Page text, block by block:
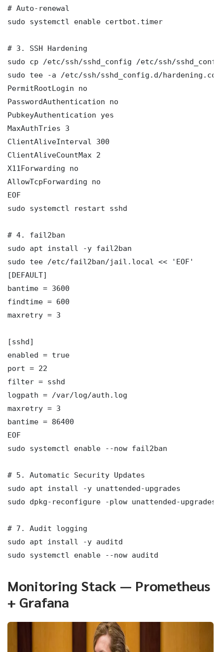
# Auto-renewal
sudo systemctl enable certbot.timer
# 3. SSH Hardening
sudo cp /etc/ssh/sshd_config /etc/ssh/
sudo tee -a /etc/ssh/sshd_config.d/
PermitRootLogin no
PasswordAuthentication no
PubkeyAuthentication yes
MaxAuthTries 3
ClientAliveInterval 300
ClientAliveCountMax 2
X11Forwarding no
AllowTcpForwarding no
EOF
sudo systemctl restart sshd
# 4. fail2ban
sudo apt install -y fail2ban
sudo tee /etc/fail2ban/jail.local << 'EOF'
[DEFAULT]
bantime = 3600
findtime = 600
maxretry = 3
[sshd]
enabled = true
port = 22
filter = sshd
logpath = /var/log/auth.log
maxretry = 3
bantime = 86400
EOF
sudo systemctl enable --now fail2ban
# 5. Automatic Security Updates
sudo apt install -y unattended-upgrades
sudo dpkg-reconfigure -plow unattended-upgrades
# 7. Audit logging
sudo apt install -y auditd
sudo systemctl enable --now auditd
Monitoring Stack — Prometheus
+ Grafana